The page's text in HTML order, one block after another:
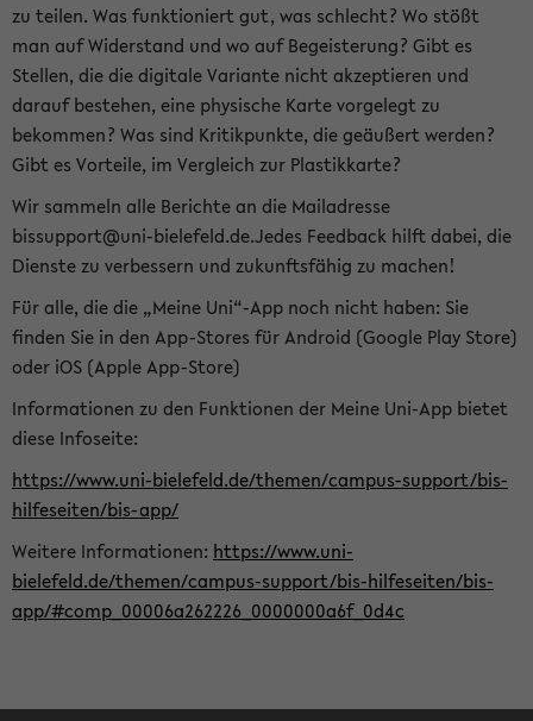
zu teilen. Was funktioniert gut, was schlecht? Wo stößt
man auf Widerstand und wo auf Begeisterung? Gibt es
Stellen, die die digitale Variante nicht akzeptieren und
darauf bestehen, eine physische Karte vorgelegt zu
bekommen? Was sind Kritikpunkte, die geäußert werden?
Gibt es Vorteile, im Vergleich zur Plastikkarte?
Wir sammeln alle Berichte an die Mailadresse
bissupport@uni-bielefeld.de.Jedes Feedback hilft dabei, die
Dienste zu verbessern und zukunftsfähig zu machen!
Für alle, die die „Meine Uni“-App noch nicht haben: Sie
finden Sie in den App-Stores für Android (Google Play Store)
oder iOS (Apple App-Store)
Informationen zu den Funktionen der Meine Uni-App bietet
diese Infoseite:
https://www.uni-bielefeld.de/themen/campus-support/bis-
hilfeseiten/bis-app/
Weitere Informationen: https://www.uni-
bielefeld.de/themen/campus-support/bis-hilfeseiten/bis-
app/#comp_00006a262226_0000000a6f_0d4c